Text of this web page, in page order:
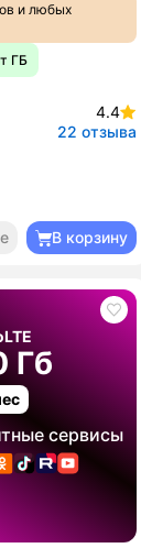
и любых
ГБ
4.4
22 отзыва
В корзину
Гб
сервисы